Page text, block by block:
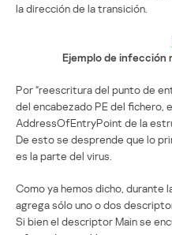
la dirección de la transición.
Ejemplo de infección
Por “reescritura del punto de
del encabezado PE del fichero,
AddressOfEntryPoint de la
De esto se desprende que lo
es la parte del virus.
Como ya hemos dicho, durante
agrega sólo uno o dos
Si bien el descriptor Main se